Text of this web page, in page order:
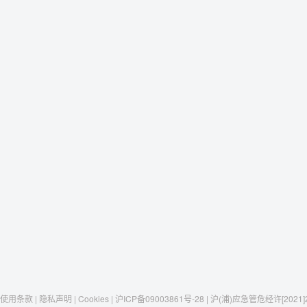
使用条款 | 隐私声明 | Cookies | 沪ICP备09003861号-28 | 沪(浦)应急管危经许